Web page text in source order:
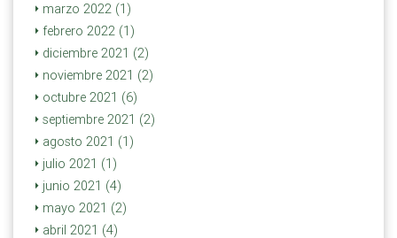
marzo 2022 (1)
febrero 2022 (1)
diciembre 2021 (2)
noviembre 2021 (2)
octubre 2021 (6)
septiembre 2021 (2)
agosto 2021 (1)
julio 2021 (1)
junio 2021 (4)
mayo 2021 (2)
abril 2021 (4)